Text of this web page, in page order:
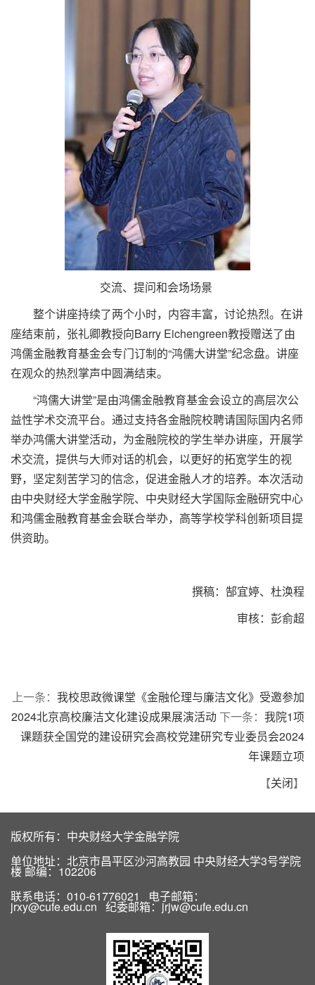
交流、提问和会场场景
整个讲座持续了两个小时，内容丰富，讨论热烈。在讲
座结束前，张礼卿教授向Barry Eichengreen教授赠送了由
鸿儒金融教育基金会专门订制的“鸿儒大讲堂”纪念盘。讲座
在观众的热烈掌声中圆满结束。
“鸿儒大讲堂”是由鸿儒金融教育基金会设立的高层次公
益性学术交流平台。通过支持各金融院校聘请国际国内名师
举办鸿儒大讲堂活动，为金融院校的学生举办讲座，开展学
术交流，提供与大师对话的机会，以更好的拓宽学生的视
野，坚定刻苦学习的信念，促进金融人才的培养。本次活动
由中央财经大学金融学院、中央财经大学国际金融研究中心
和鸿儒金融教育基金会联合举办，高等学校学科创新项目提
供资助。
撰稿：郜宜婷、杜涣程
审核：彭俞超
上一条： 我校思政微课堂《金融伦理与廉洁文化》受邀参加
2024北京高校廉洁文化建设成果展演活动 下一条： 我院1项
课题获全国党的建设研究会高校党建研究专业委员会2024
年课题立项
【关闭】
版权所有：中央财经大学金融学院
单位地址：北京市昌平区沙河高教园 中央财经大学3号学院
楼 邮编：102206
联系电话：010-61776021 电子邮箱：
jrxy@cufe.edu.cn 纪委邮箱：jrjw@cufe.edu.cn